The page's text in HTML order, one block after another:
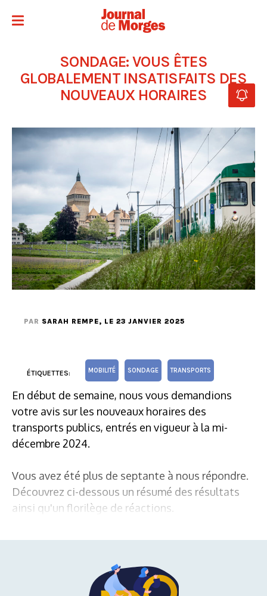
SONDAGE: VOUS ÊTES
GLOBALEMENT INSATISFAITS DES
NOUVEAUX HORAIRES
PAR SARAH REMPE, LE 23 JANVIER 2025
ÉTIQUETTES: MOBILITÉ SONDAGE TRANSPORTS
En début de semaine, nous vous demandions
votre avis sur les nouveaux horaires des
transports publics, entrés en vigueur à la mi-
décembre 2024.
Vous avez été plus de septante à nous répondre.
Découvrez ci-dessous un résumé des résultats
ainsi qu'un florilège de réactions.